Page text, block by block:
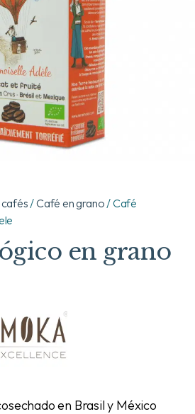
cafés /Café en grano / Café
en grano
en Brasil y México